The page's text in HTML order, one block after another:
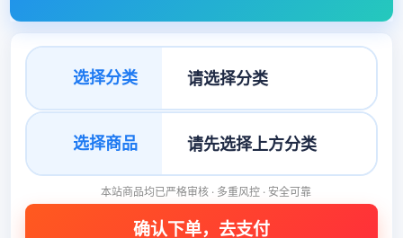
选择分类
选择商品
本站商品均已严格审核 · 多重风控 · 安全可靠